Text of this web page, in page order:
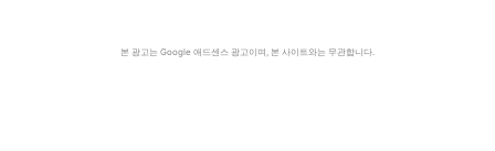
본 광고는 Google 애드센스 광고이며, 본 사이트와는 무관합니다.